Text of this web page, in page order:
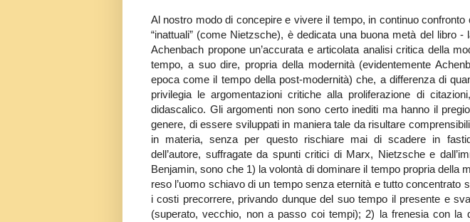
Al nostro modo di concepire e vivere il tempo, in continuo confronto
“inattuali” (come Nietzsche), è dedicata una buona metà del libro
Achenbach propone un’accurata e articolata analisi critica della
tempo, a suo dire, propria della modernità (evidentemente
epoca come il tempo della post-modernità) che, a differenza di
privilegia le argomentazioni critiche alla proliferazione di
didascalico. Gli argomenti non sono certo inediti ma hanno il
genere, di essere sviluppati in maniera tale da risultare
in materia, senza per questo rischiare mai di scadere in
dell’autore, suffragate da spunti critici di Marx, Nietzsche e
Benjamin, sono che 1) la volontà di dominare il tempo propria della
reso l’uomo schiavo di un tempo senza eternità e tutto concentrato
i costi precorrere, privando dunque del suo tempo il presente e
(superato, vecchio, non a passo coi tempi); 2) la frenesia con la